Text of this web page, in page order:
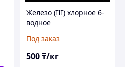
Железо (III) хлорное 6-
водное
Под заказ
500₸/кг